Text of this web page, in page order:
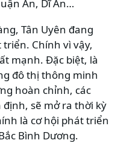
An, Dĩ An…
Tân Uyên đang
Chính vì vậy,
mạnh. Đặc biệt, là
đô thị thông minh
hoàn chỉnh, các
định, sẽ mở ra thời kỳ
là cơ hội phát triển
Bình Dương.